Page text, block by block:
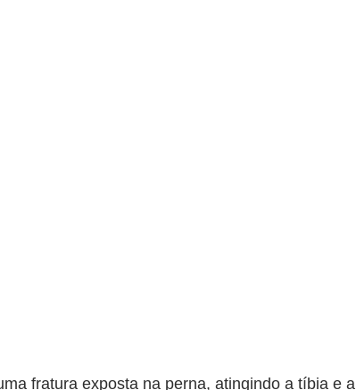
fratura exposta na perna, atingindo a tíbia e a